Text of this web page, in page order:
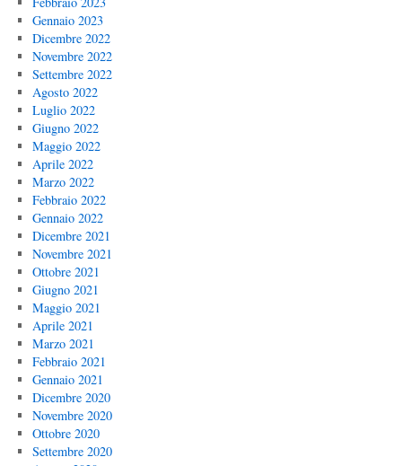
Gennaio 2023
Dicembre 2022
Novembre 2022
Settembre 2022
Agosto 2022
Luglio 2022
Giugno 2022
Maggio 2022
Aprile 2022
Marzo 2022
Febbraio 2022
Gennaio 2022
Dicembre 2021
Novembre 2021
Ottobre 2021
Giugno 2021
Maggio 2021
Aprile 2021
Marzo 2021
Febbraio 2021
Gennaio 2021
Dicembre 2020
Novembre 2020
Ottobre 2020
Settembre 2020